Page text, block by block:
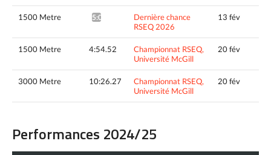
1500 Metre 5:02.83*
Dernière chance
RSEQ 2026
13 fév
1500 Metre 4:54.52
Championnat RSEQ,
Université McGill
20 fév
3000 Metre 10:26.27
Championnat RSEQ,
Université McGill
20 fév
Performances 2024/25